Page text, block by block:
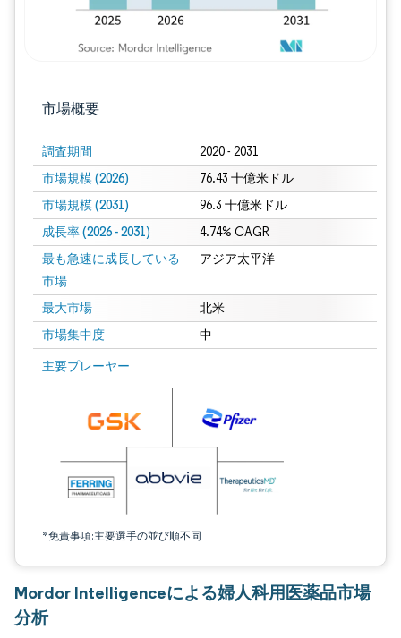
市場概要
調査期間 2020 - 2031
市場規模 (2026) 76.43 十億米ドル
市場規模 (2031) 96.3 十億米ドル
成長率 (2026 - 2031) 4.74% CAGR
最も急速に成長している
市場
アジア太平洋
最大市場 北米
市場集中度 中
主要プレーヤー
*免責事項:主要選手の並び順不同
画像 © Mordor Intelligence。再利用にはCC BY 4.0の表示が必要です。
Mordor Intelligenceによる婦人科用医薬品市場
分析